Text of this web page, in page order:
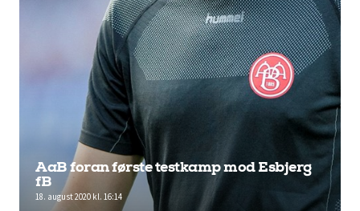
AaB foran første testkamp mod Esbjerg
fB
18. august 2020 kl. 16:14